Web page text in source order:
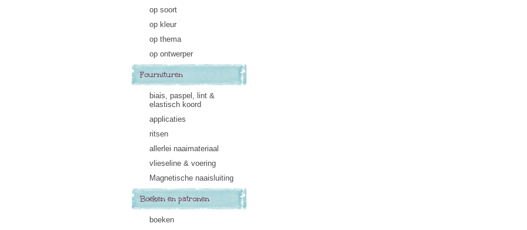
op soort
op kleur
op thema
op ontwerper
Fournituren
biais, paspel, lint &
elastisch koord
applicaties
ritsen
allerlei naaimateriaal
vlieseline & voering
Magnetische naaisluiting
Boeken en patronen
boeken